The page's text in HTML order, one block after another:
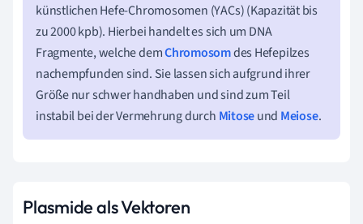
künstlichen Hefe-Chromosomen (YACs) (Kapazität bis
zu 2000 kpb). Hierbei handelt es sich um DNA
Fragmente, welche demChromosomdes Hefepilzes
nachempfunden sind. Sie lassen sich aufgrund ihrer
Größe nur schwer handhaben und sind zum Teil
instabil bei der Vermehrung durch Mitoseund Meiose.
Plasmide als Vektoren